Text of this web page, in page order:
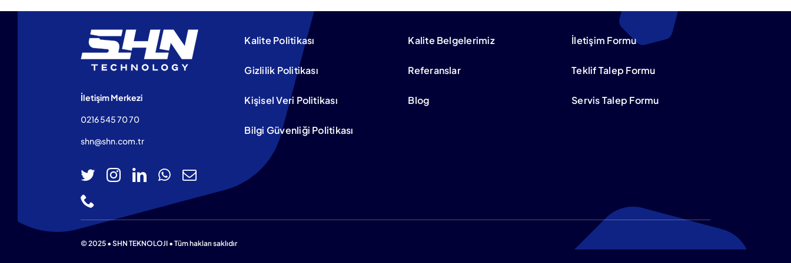
Teklif Alın Teklif Alın Servis Talebi Teklif Alın
İletişim Merkezi
0216 545 70 70
shn@shn.com.tr
Kalite Politikası
Gizlilik Politikası
Kişisel Veri Politikası
Bilgi Güvenliği Politikası
Kalite Belgelerimiz
Referanslar
Blog
İletişim Formu
Teklif Talep Formu
Servis Talep Formu
© 2025 • SHN TEKNOLOJI • Tüm hakları saklıdır